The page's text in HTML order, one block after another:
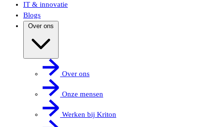
IT & innovatie
Blogs
Over ons
Over ons
Onze mensen
Werken bij Kriton